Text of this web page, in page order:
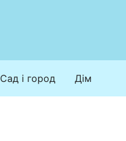
Сад і город Дім